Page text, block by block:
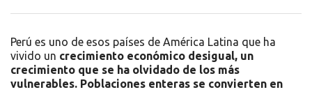
Perú es uno de esos países de América Latina que ha
vivido un crecimiento económico desigual, un
crecimiento que se ha olvidado de los más
vulnerables. Poblaciones enteras se convierten en